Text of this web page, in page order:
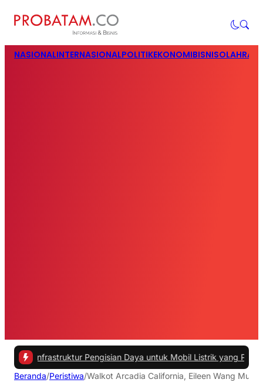
NASIONALINTERNASIONALPOLITIKEKONOMIBISNIS
Pengisian Daya untuk Mobil Listrik yang Perlu Diperhatikan
Beranda/Peristiwa/Walkot Arcadia California, Eileen Wang